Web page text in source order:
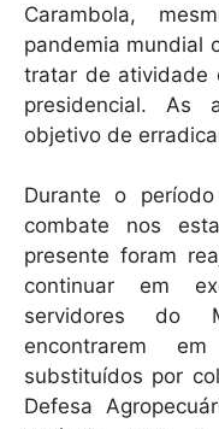
Carambola,
pandemia mundial
tratar de atividade
presidencial. As
objetivo de
Durante o
combate nos
presente foram
continuar em
servidores do
encontrarem
substituídos por
Defesa